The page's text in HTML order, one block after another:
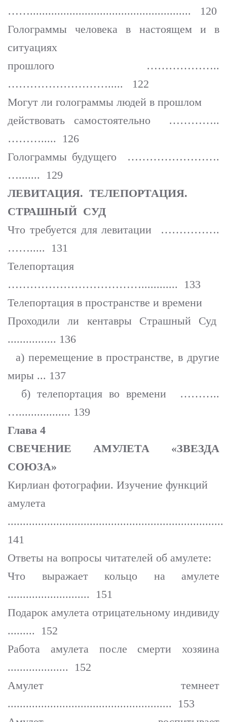
……..................................................... 120
Голограммы человека в настоящем и в
ситуациях
прошлого ………………..
………………………..... 122
Могут ли голограммы людей в прошлом
действовать самостоятельно …………..
………..... 126
Голограммы будущего …………………….
…....... 129
ЛЕВИТАЦИЯ. ТЕЛЕПОРТАЦИЯ.
СТРАШНЫЙ СУД
Что требуется для левитации …………….
……..... 131
Телепортация
………………………………............ 133
Телепортация в пространстве и времени
Проходили ли кентавры Страшный Суд
................ 136
а) перемещение в пространстве, в другие
миры ... 137
б) телепортация во времени ………..
…................. 139
Глава 4
СВЕЧЕНИЕ АМУЛЕТА «ЗВЕЗДА
СОЮЗА»
Кирлиан фотографии. Изучение функций
амулета
.......................................................................
141
Ответы на вопросы читателей об амулете:
Что выражает кольцо на амулете
........................... 151
Подарок амулета отрицательному индивиду
......... 152
Работа амулета после смерти хозяина
.................... 152
Амулет темнеет
...................................................... 153